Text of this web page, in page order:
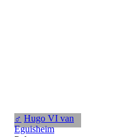
♂ Hugo VI van
Eguisheim